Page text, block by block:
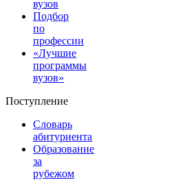
вузов
Подбор
по
профессии
«Лучшие
программы
вузов»
Поступление
Словарь
абитуриента
Образование
за
рубежом